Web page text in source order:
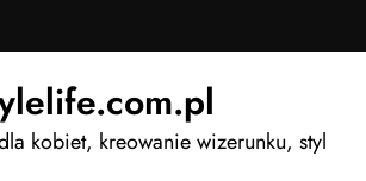
kobiet, kreowanie wizerunku, styl